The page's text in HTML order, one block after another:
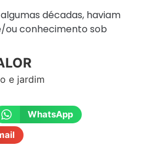
décadas, haviam
ou conhecimento sob
e jardim
WhatsApp